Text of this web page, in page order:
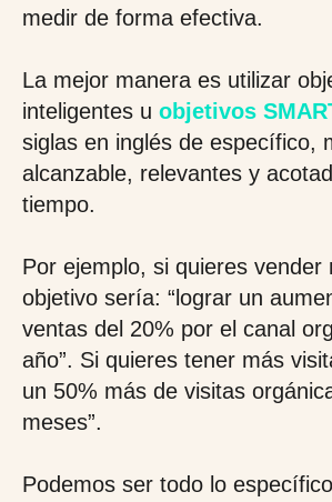
medir de forma efectiva.
La mejor manera es utilizar
inteligentes u objetivos
siglas en inglés de específico,
alcanzable, relevantes y
tiempo.
Por ejemplo, si quieres vender
objetivo sería: “lograr un
ventas del 20% por el canal
año”. Si quieres tener más
un 50% más de visitas
meses”.
Podemos ser todo lo